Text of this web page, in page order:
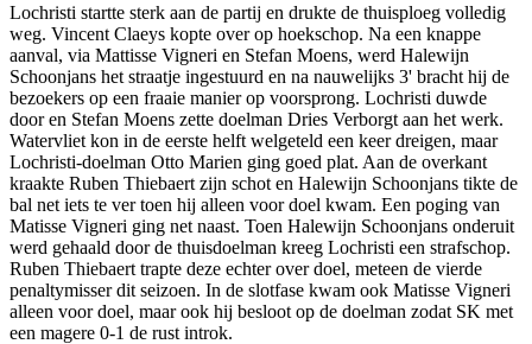
Lochristi startte sterk aan de partij en drukte de thuisploeg volledig
weg. Vincent Claeys kopte over op hoekschop. Na een knappe
aanval, via Mattisse Vigneri en Stefan Moens, werd Halewijn
Schoonjans het straatje ingestuurd en na nauwelijks 3' bracht hij de
bezoekers op een fraaie manier op voorsprong. Lochristi duwde
door en Stefan Moens zette doelman Dries Verborgt aan het werk.
Watervliet kon in de eerste helft welgeteld een keer dreigen, maar
Lochristi-doelman Otto Marien ging goed plat. Aan de overkant
kraakte Ruben Thiebaert zijn schot en Halewijn Schoonjans tikte de
bal net iets te ver toen hij alleen voor doel kwam. Een poging van
Matisse Vigneri ging net naast. Toen Halewijn Schoonjans onderuit
werd gehaald door de thuisdoelman kreeg Lochristi een strafschop.
Ruben Thiebaert trapte deze echter over doel, meteen de vierde
penaltymisser dit seizoen. In de slotfase kwam ook Matisse Vigneri
alleen voor doel, maar ook hij besloot op de doelman zodat SK met
een magere 0-1 de rust introk.